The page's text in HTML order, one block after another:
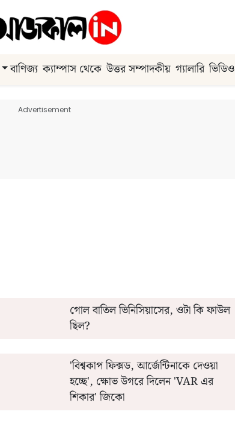
বাণিজ্য ক্যাম্পাস থেকে উত্তর সম্পাদকীয় গ্যালারি ভিডিও
Advertisement
গোল বাতিল ভিনিসিয়াসের, ওটা কি ফাউল
ছিল?
'বিশ্বকাপ ফিক্সড, আর্জেন্টিনাকে দেওয়া
হচ্ছে', ক্ষোভ উগরে দিলেন 'VAR এর
শিকার' জিকো